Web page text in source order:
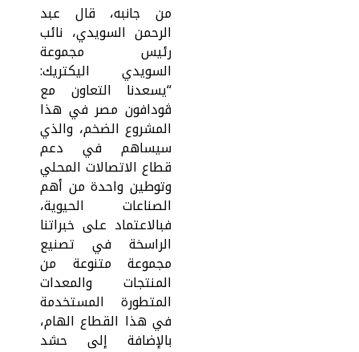
من جانبه، قال عبد
الرحمن السويدي، نائب
رئيس مجموعة
السويدي اليكتريك:
“يسعدنا التعاون مع
ڤودافون مصر في هذا
المشروع الضخم، والذي
سيساهم في دعم
قطاع الاتصالات المحلي
وتوطين واحدة من أهم
الصناعات الحيوية،
فبالاعتماد على خبراتنا
الراسخة في تصنيع
مجموعة متنوعة من
المنتجات والمعدات
المتطورة المستخدمة
في هذا القطاع الهام،
بالإضافة إلى حشد